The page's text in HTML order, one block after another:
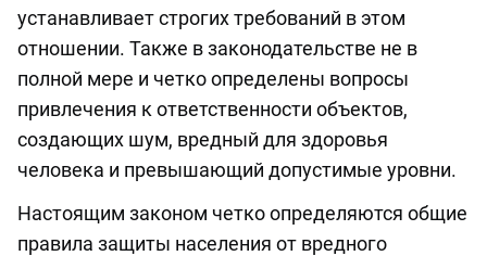
устанавливает строгих требований в этом
отношении. Также в законодательстве не в
полной мере и четко определены вопросы
привлечения к ответственности объектов,
создающих шум, вредный для здоровья
человека и превышающий допустимые уровни.
Настоящим законом четко определяются общие
правила защиты населения от вредного